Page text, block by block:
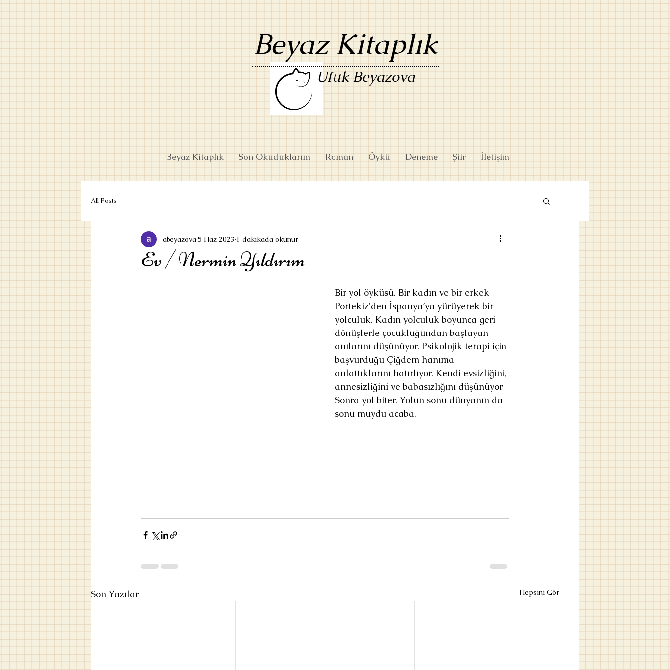
Beyaz Kitaplık
Ufuk Beyazova
Beyaz Kitaplık Son Okuduklarım Roman Öykü Deneme Şiir İletişim
All Posts
Ev / Nermin Yıldırım
abeyazova 5 Haz 2023 1 dakikada okunur
Bir yol öyküsü. Bir kadın ve bir erkek
Portekiz'den İspanya’ya yürüyerek bir
yolculuk. Kadın yolculuk boyunca geri
dönüşlerle çocukluğundan başlayan
anılarını düşünüyor. Psikolojik terapi için
başvurduğu Çiğdem hanıma
anlattıklarını hatırlıyor. Kendi evsizliğini,
annesizliğini ve babasızlığını düşünüyor.
Sonra yol biter. Yolun sonu dünyanın da
sonu muydu acaba.
Son Yazılar Hepsini Gör